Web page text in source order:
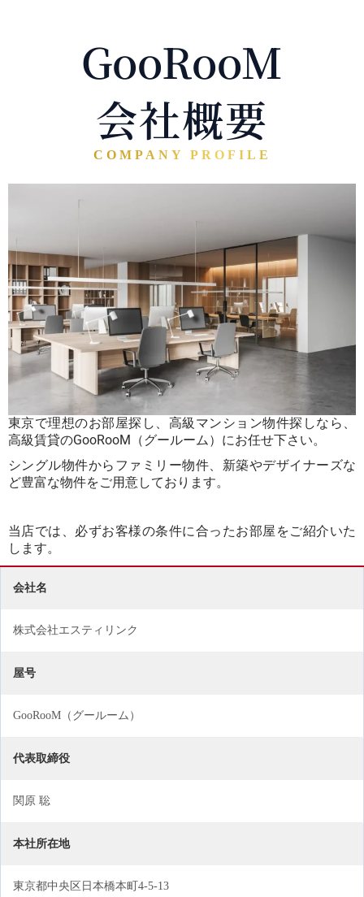
GooRooM
会社概要
COMPANY PROFILE
東京で理想のお部屋探し、高級マンション物件探しなら、
高級賃貸のGooRooM（グールーム）にお任せ下さい。
シングル物件からファミリー物件、新築やデザイナーズな
ど豊富な物件をご用意しております。
当店では、必ずお客様の条件に合ったお部屋をご紹介いた
します。
会社名
株式会社エスティリンク
屋号
GooRooM（グールーム）
代表取締役
関原 聡
本社所在地
東京都中央区日本橋本町4-5-13